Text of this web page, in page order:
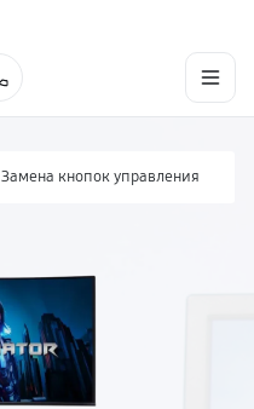
Замена кнопок управления